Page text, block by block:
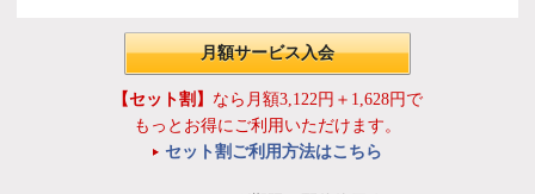
月額サービス入会
【セット割】 なら月額3,122円＋1,628円で
もっとお得にご利用いただけます。
セット割ご利用方法はこちら